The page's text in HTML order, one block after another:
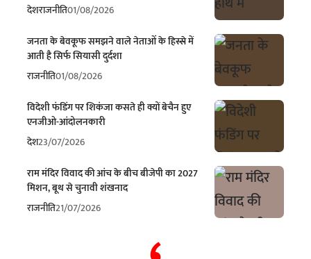
देशराजनीति01/08/2026
जनता के बेवकूफ समझने वाले नेताओं के हिस्से में
आती है सिर्फ सियासी दुर्दशा
राजनीति01/08/2026
विदेशी फंडिंग पर शिकंजा कसते ही क्यों बेचैन हुए
एनजीओ-आंदोलनकारी
देश23/07/2026
राम मंदिर विवाद की आंच के बीच बीजेपी का 2027
मिशन, बूथ से चुनावी शंखनाद
राजनीति21/07/2026